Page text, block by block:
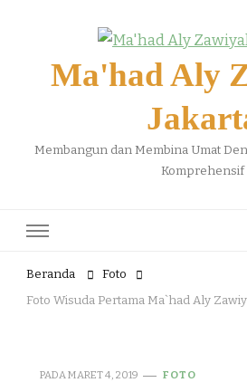
Ma'had Aly
Membangun dan Membina Umat
Komprehensif
Beranda
Foto
Foto Wisuda Pertama Ma`had Aly
PADAMARET 4, 2019 FOTO